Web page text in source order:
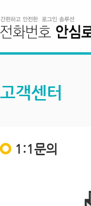
고객센터
1:1문의